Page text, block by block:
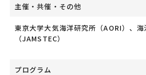
主催・共催・その他
東京大学大気海洋研究所（AORI）、
（JAMSTEC）
プログラム